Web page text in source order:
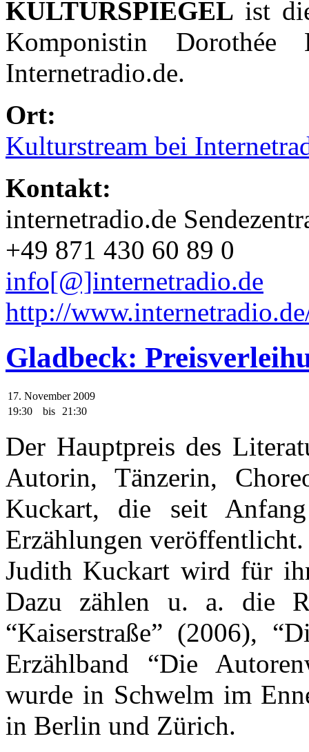
KULTURSPIEGEL ist
Komponistin
Internetradio.de.
Ort:
Kulturstream bei
Kontakt:
internetradio.de
+49 871 430 60 89 0
info[@]internetradio.de
http://
Gladbeck:
17. November 2009
19:30
bis 21:30
Der Hauptpreis des
Autorin, Tänzerin,
Kuckart, die seit
Erzählungen veröffentlicht.
Judith Kuckart wird für
Dazu zählen u. a. die
“Kaiserstraße” (2006),
Erzählband “Die
wurde in Schwelm im
in Berlin und Zürich.